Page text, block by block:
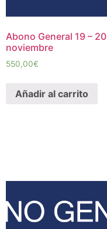
Abono General 19 – 20
noviembre
550,00€
Añadir al carrito